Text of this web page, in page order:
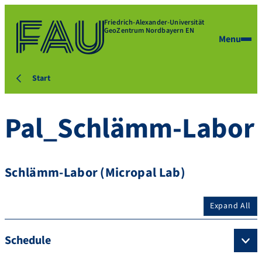
Friedrich-Alexander-Universität
GeoZentrum Nordbayern EN
Menu
Start
Pal_Schlämm-Labor
Schlämm-Labor (Micropal Lab)
Expand All
Schedule